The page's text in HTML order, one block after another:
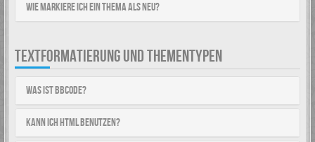
Wie markiere ich ein Thema als neu?
TEXTFORMATIERUNG UND THEMENTYPEN
Was ist BBCode?
Kann ich HTML benutzen?